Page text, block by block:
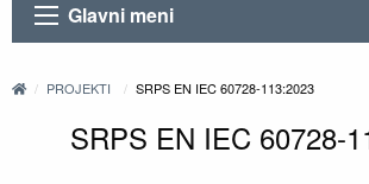
Glavni meni
PROJEKTI SRPS EN IEC 60728-113:2023
SRPS EN IEC 60728-